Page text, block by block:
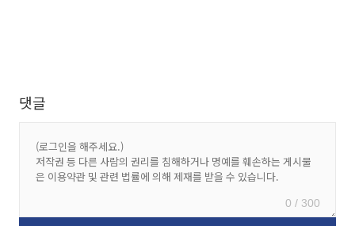
댓글
0 / 300